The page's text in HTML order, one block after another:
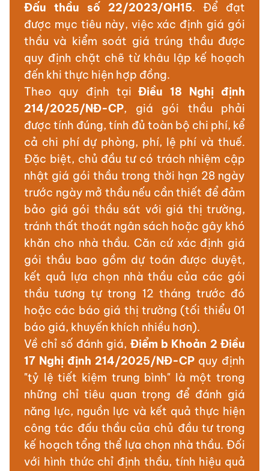
Đấu thầu số 22/2023/QH15. Để đạt
được mục tiêu này, việc xác định giá gói
thầu và kiểm soát giá trúng thầu được
quy định chặt chẽ từ khâu lập kế hoạch
đến khi thực hiện hợp đồng.
Theo quy định tạiĐiều 18 Nghị định
214/2025/NĐ-CP, giá gói thầu phải
được tính đúng, tính đủ toàn bộ chi phí, kể
cả chi phí dự phòng, phí, lệ phí và thuế.
Đặc biệt, chủ đầu tư có trách nhiệm cập
nhật giá gói thầu trong thời hạn 28 ngày
trước ngày mở thầu nếu cần thiết để đảm
bảo giá gói thầu sát với giá thị trường,
tránh thất thoát ngân sách hoặc gây khó
khăn cho nhà thầu. Căn cứ xác định giá
gói thầu bao gồm dự toán được duyệt,
kết quả lựa chọn nhà thầu của các gói
thầu tương tự trong 12 tháng trước đó
hoặc các báo giá thị trường (tối thiểu 01
báo giá, khuyến khích nhiều hơn).
Về chỉ số đánh giá, Điểm b Khoản 2 Điều
17 Nghị định 214/2025/NĐ-CP quy định
"tỷ lệ tiết kiệm trung bình" là một trong
những chỉ tiêu quan trọng để đánh giá
năng lực, nguồn lực và kết quả thực hiện
công tác đấu thầu của chủ đầu tư trong
kế hoạch tổng thể lựa chọn nhà thầu. Đối
với hình thức chỉ định thầu, tính hiệu quả